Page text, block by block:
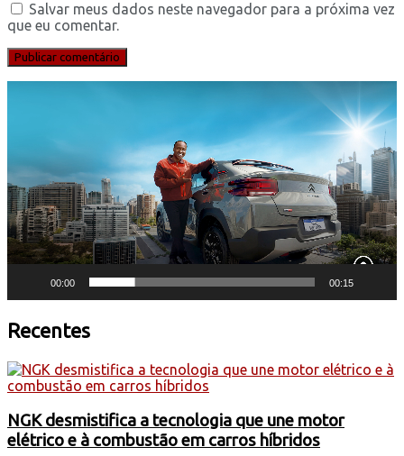
Salvar meus dados neste navegador para a próxima vez
que eu comentar.
00:00 00:15
Recentes
NGK desmistifica a tecnologia que une motor
elétrico e à combustão em carros híbridos